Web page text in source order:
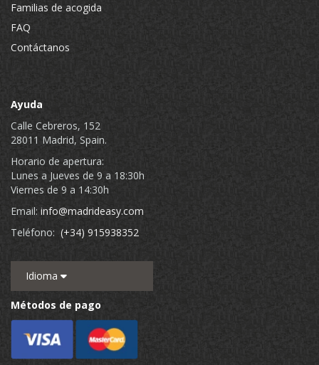
Familias de acogida
FAQ
Contáctanos
Ayuda
Calle Cebreros, 152
28011 Madrid, Spain.
Horario de apertura:
Lunes a Jueves de 9 a 18:30h
Viernes de 9 a 14:30h
Email: info@madrideasy.com
Teléfono: (+34) 915938352
Idioma
Métodos de pago